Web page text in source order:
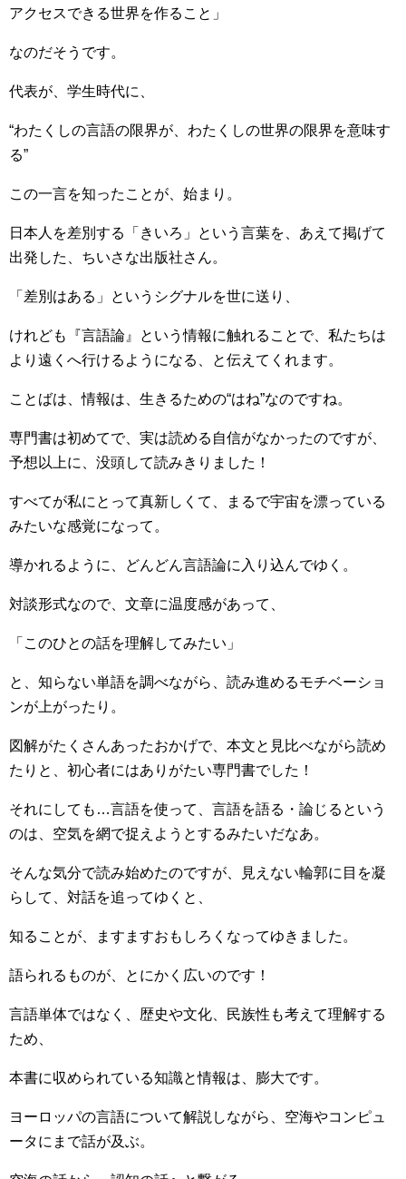
アクセスできる世界を作ること」
なのだそうです。
代表が、学生時代に、
“わたくしの言語の限界が、わたくしの世界の限界を意味す
る”
この一言を知ったことが、始まり。
日本人を差別する「きいろ」という言葉を、あえて掲げて
出発した、ちいさな出版社さん。
「差別はある」というシグナルを世に送り、
けれども『言語論』という情報に触れることで、私たちは
より遠くへ行けるようになる、と伝えてくれます。
ことばは、情報は、生きるための“はね”なのですね。
専門書は初めてで、実は読める自信がなかったのですが、
予想以上に、没頭して読みきりました！
すべてが私にとって真新しくて、まるで宇宙を漂っている
みたいな感覚になって。
導かれるように、どんどん言語論に入り込んでゆく。
対談形式なので、文章に温度感があって、
「このひとの話を理解してみたい」
と、知らない単語を調べながら、読み進めるモチベーショ
ンが上がったり。
図解がたくさんあったおかげで、本文と見比べながら読め
たりと、初心者にはありがたい専門書でした！
それにしても…言語を使って、言語を語る・論じるという
のは、空気を網で捉えようとするみたいだなあ。
そんな気分で読み始めたのですが、見えない輪郭に目を凝
らして、対話を追ってゆくと、
知ることが、ますますおもしろくなってゆきました。
語られるものが、とにかく広いのです！
言語単体ではなく、歴史や文化、民族性も考えて理解する
ため、
本書に収められている知識と情報は、膨大です。
ヨーロッパの言語について解説しながら、空海やコンピュ
ータにまで話が及ぶ。